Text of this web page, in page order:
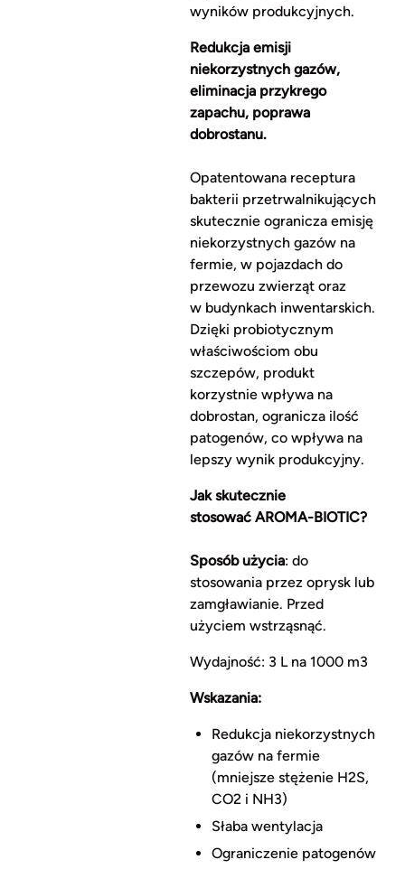
wyników produkcyjnych.
Redukcja emisji
niekorzystnych gazów,
eliminacja przykrego
zapachu, poprawa
dobrostanu.
Opatentowana receptura
bakterii przetrwalnikujących
skutecznie ogranicza emisję
niekorzystnych gazów na
fermie, w pojazdach do
przewozu zwierząt oraz
w budynkach inwentarskich.
Dzięki probiotycznym
właściwościom obu
szczepów, produkt
korzystnie wpływa na
dobrostan, ogranicza ilość
patogenów, co wpływa na
lepszy wynik produkcyjny.
Jak skutecznie
stosować AROMA-BIOTIC?
Sposób użycia: do
stosowania przez oprysk lub
zamgławianie. Przed
użyciem wstrząsnąć.
Wydajność: 3 L na 1000 m3
Wskazania:
Redukcja niekorzystnych
gazów na fermie
(mniejsze stężenie H2S,
CO2 i NH3)
Słaba wentylacja
Ograniczenie patogenów